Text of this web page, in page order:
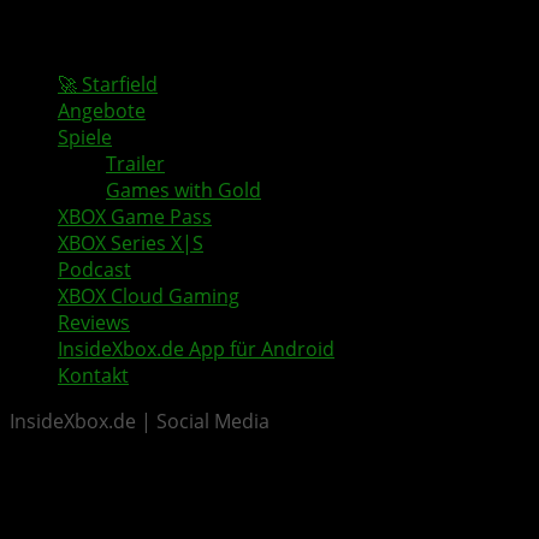
🚀 Starfield
Angebote
Spiele
Trailer
Games with Gold
XBOX Game Pass
XBOX Series X|S
Podcast
XBOX Cloud Gaming
Reviews
InsideXbox.de App für Android
Kontakt
InsideXbox.de | Social Media